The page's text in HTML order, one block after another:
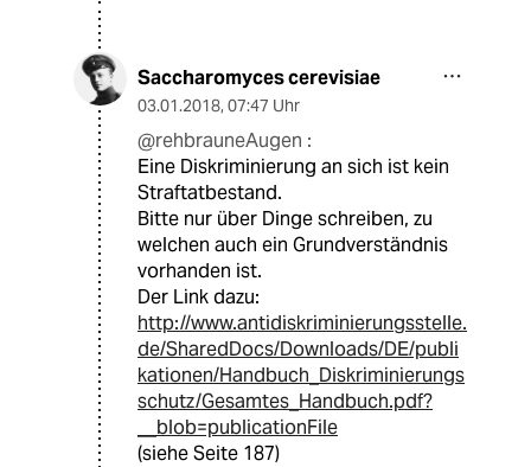
Saccharomyces cerevisiae
03.01.2018, 07:47 Uhr
@rehbrauneAugen :
Eine Diskriminierung an sich ist kein
Straftatbestand.
Bitte nur über Dinge schreiben, zu
welchen auch ein Grundverständnis
vorhanden ist.
Der Link dazu:
http://www.antidiskriminierungsstelle.
de/SharedDocs/Downloads/DE/publi
kationen/Handbuch_Diskriminierungs
schutz/Gesamtes_Handbuch.pdf?
__blob=publicationFile
(siehe Seite 187)